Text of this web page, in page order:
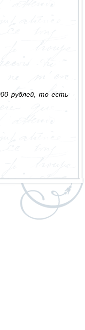
рублей, то есть